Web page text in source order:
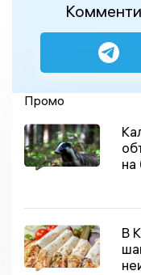
Промо
на
В